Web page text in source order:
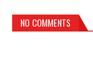
NO COMMENTS